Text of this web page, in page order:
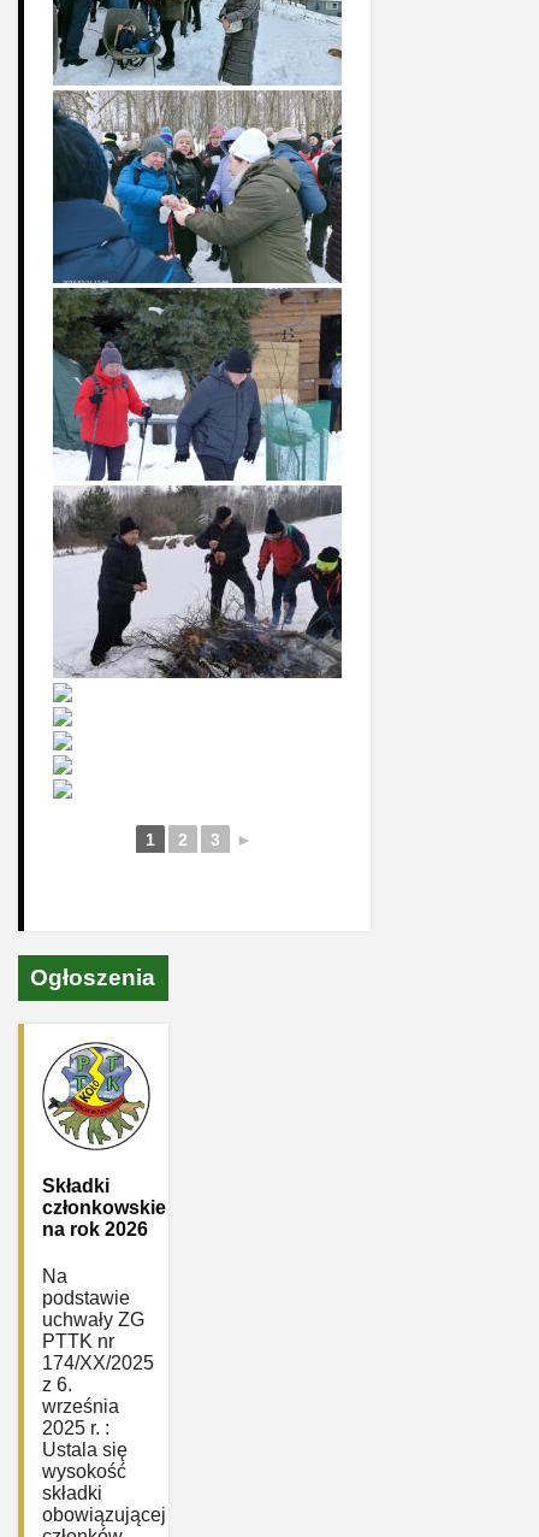
1 2 3 ►
Ogłoszenia
Składki
członkowskie
na rok 2026
Na
podstawie
uchwały ZG
PTTK nr
174/XX/2025
z 6.
września
2025 r. :
Ustala się
wysokość
składki
obowiązującej